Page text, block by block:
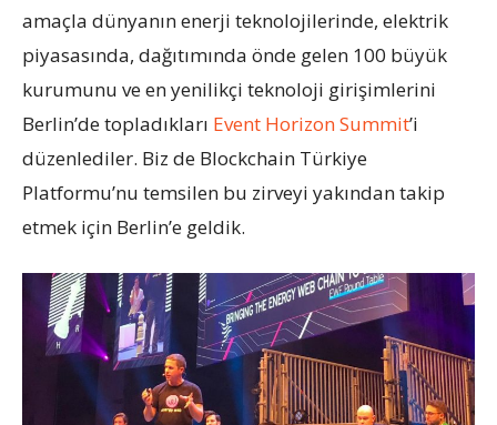
amaçla dünyanın enerji teknolojilerinde, elektrik
piyasasında, dağıtımında önde gelen 100 büyük
kurumunu ve en yenilikçi teknoloji girişimlerini
Berlin’de topladıkları Event Horizon Summit’i
düzenlediler. Biz de Blockchain Türkiye
Platformu’nu temsilen bu zirveyi yakından takip
etmek için Berlin’e geldik.